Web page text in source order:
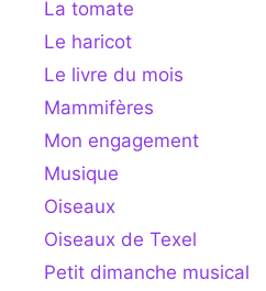
La tomate
Le haricot
Le livre du mois
Mammifères
Mon engagement
Musique
Oiseaux
Oiseaux de Texel
Petit dimanche musical